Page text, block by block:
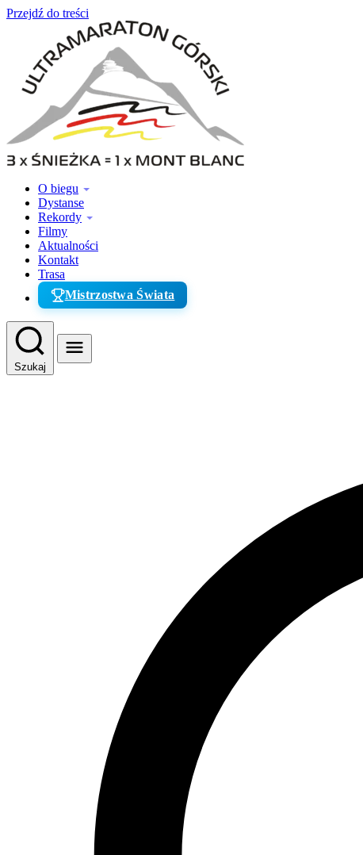
Przejdź do treści
O biegu
Dystanse
Rekordy
Filmy
Aktualności
Kontakt
Trasa
Mistrzostwa Świata
Szukaj